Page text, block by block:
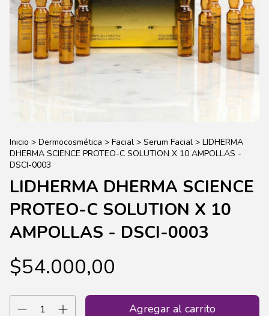
Inicio > Dermocosmética > Facial > Serum Facial > LIDHERMA
DHERMA SCIENCE PROTEO-C SOLUTION X 10 AMPOLLAS -
DSCI-0003
LIDHERMA DHERMA SCIENCE
PROTEO-C SOLUTION X 10
AMPOLLAS - DSCI-0003
$54.000,00